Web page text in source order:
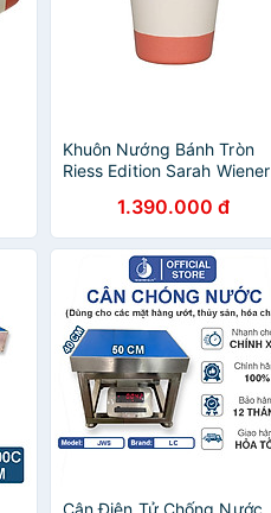
Khuôn Nướng Bánh Tròn
Riess Edition Sarah Wiener
Cream/Peach
1.390.000 đ
Cân Điện Tử Chống Nước